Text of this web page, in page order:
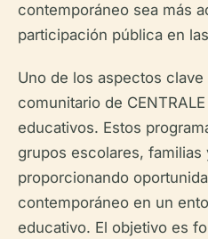
contemporáneo sea más
participación pública en
Uno de los aspectos
comunitario de
educativos. Estos
grupos escolares,
proporcionando
contemporáneo en un
educativo. El objetivo es